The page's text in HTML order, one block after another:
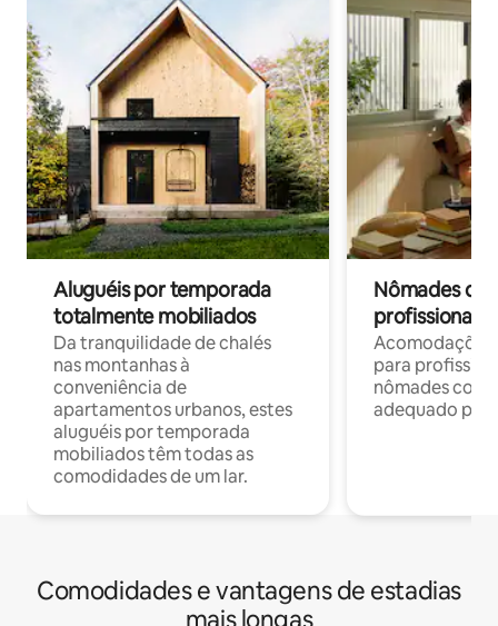
Aluguéis por temporada
totalmente mobiliados
Da tranquilidade de chalés
nas montanhas à
conveniência de
apartamentos urbanos, estes
aluguéis por temporada
mobiliados têm todas as
comodidades de um lar.
Nômades
profissionais
para
nômades com
adequado
Comodidades e vantagens de estadias
mais longas